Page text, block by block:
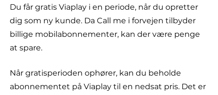
Du får gratis Viaplay i en periode, når du opretter
dig som ny kunde. Da Call me i forvejen tilbyder
billige mobilabonnementer, kan der være penge
at spare.
Når gratisperioden ophører, kan du beholde
abonnementet på Viaplay til en nedsat pris. Det er